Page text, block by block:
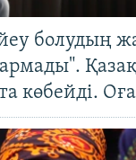
болудың
көбейді.